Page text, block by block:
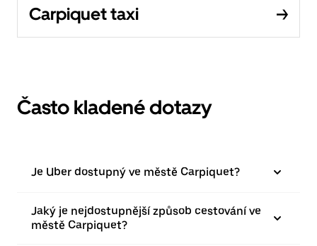
Carpiquet taxi
Často kladené dotazy
Je Uber dostupný ve městě Carpiquet?
Jaký je nejdostupnější způsob cestování ve
městě Carpiquet?